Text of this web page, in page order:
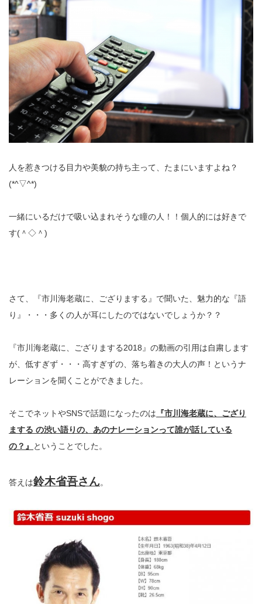
人を惹きつける目力や美貌の持ち主って、たまにいますよね？
(*^▽^*)
一緒にいるだけで吸い込まれそうな瞳の人！！個人的には好きで
す(＾◇＾)
さて、『市川海老蔵に、ござりまする』で聞いた、魅力的な『語
り』・・・多くの人が耳にしたのではないでしょうか？？
『市川海老蔵に、ござりまする2018』の動画の引用は自粛します
が、低すぎず・・・高すぎずの、落ち着きの大人の声！というナ
レーションを聞くことができました。
そこでネットやSNSで話題になったのは 『市川海老蔵に、ござり
まする の渋い語りの、あのナレーションって誰が話している
の？』
ということでした。
答えは鈴木省吾さん。